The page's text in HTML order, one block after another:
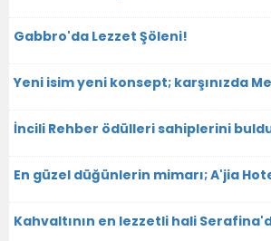
Gabbro'da Lezzet Şöleni!
Yeni isim yeni konsept; karşınızda
İncili Rehber ödülleri sahiplerini
En güzel düğünlerin mimarı; A'jia
Kahvaltının en lezzetli hali